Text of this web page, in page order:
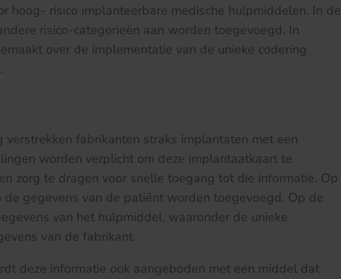
hoog- risico implanteerbare medische hulpmiddelen. In de
risico-categorieën aan worden toegevoegd. In
over de implementatie van de unieke codering
fabrikanten straks implantaten met een
worden verplicht om deze implantaatkaart te
zorg te dragen voor snelle toegang tot die informatie. Op
gegevens van de patiënt worden toegevoegd. Op de
van het hulpmiddel, waaronder de unieke
van de fabrikant.
deze informatie ook aangeboden met een middel dat